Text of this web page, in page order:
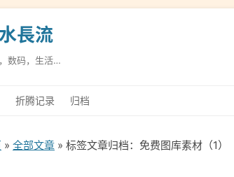
長流
数码，生活…
折腾记录 归档
» 全部文章 » 标签文章归档：免费图库素材（1）